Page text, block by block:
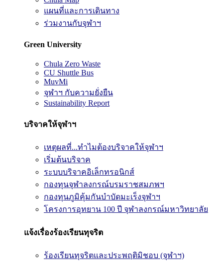
แผนที่และการเดินทาง
ร่วมงานกับจุฬาฯ
Green University
Chula Zero Waste
CU Shuttle Bus
MuvMi
จุฬาฯ กับความยั่งยืน
Sustainability Report
บริจาคให้จุฬาฯ
เหตุผลที่...ทำไมต้องบริจาคให้จุฬาฯ
เริ่มต้นบริจาค
ระบบบริจาคอิเล็กทรอนิกส์
กองทุนจุฬาลงกรณ์บรมราชสมภพฯ
กองทุนภูมิคุ้มกันบำบัดมะเร็งจุฬาฯ
โครงการอุทยาน 100 ปี จุฬาลงกรณ์มหาวิทยาลัย
แจ้งเรื่องร้องเรียนทุจริต
ร้องเรียนทุจริตและประพฤติมิชอบ (จุฬาฯ)